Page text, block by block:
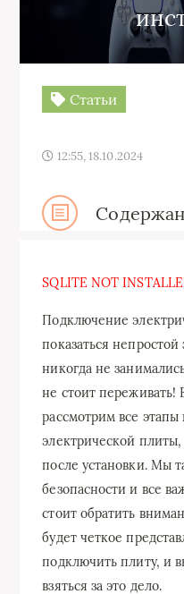
Статьи
12:55, 18.10.2024
SQLITE NOT
Подключение
показаться
никогда не
не стоит переживать!
рассмотрим все
электрической
после установки. Мы
безопасности и все
стоит обратить
будет четкое
подключить плиту, и
взяться за это дело.